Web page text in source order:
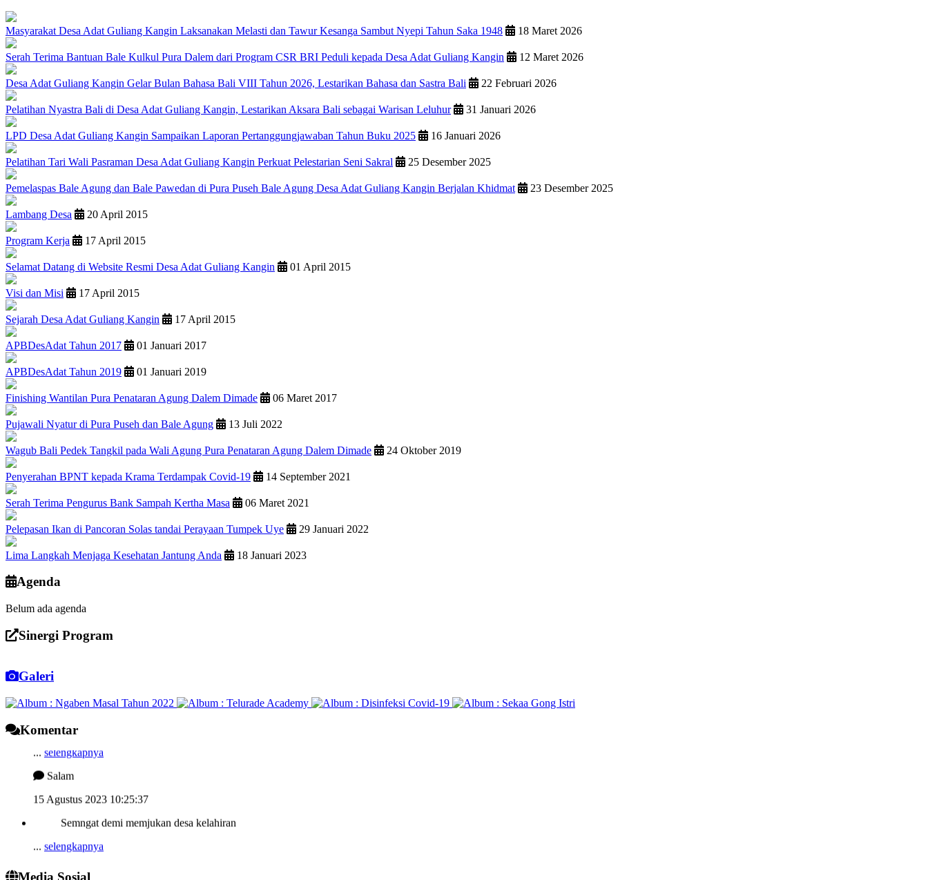
Masyarakat Desa Adat Guliang Kangin Laksanakan Melasti dan Tawur Kesanga Sambut Nyepi Tahun Saka 1948 18 Maret 2026
Serah Terima Bantuan Bale Kulkul Pura Dalem dari Program CSR BRI Peduli kepada Desa Adat Guliang Kangin 12 Maret 2026
Desa Adat Guliang Kangin Gelar Bulan Bahasa Bali VIII Tahun 2026, Lestarikan Bahasa dan Sastra Bali 22 Februari 2026
Pelatihan Nyastra Bali di Desa Adat Guliang Kangin, Lestarikan Aksara Bali sebagai Warisan Leluhur 31 Januari 2026
LPD Desa Adat Guliang Kangin Sampaikan Laporan Pertanggungjawaban Tahun Buku 2025 16 Januari 2026
Pelatihan Tari Wali Pasraman Desa Adat Guliang Kangin Perkuat Pelestarian Seni Sakral 25 Desember 2025
Pemelaspas Bale Agung dan Bale Pawedan di Pura Puseh Bale Agung Desa Adat Guliang Kangin Berjalan Khidmat 23 Desember 2025
Lambang Desa 20 April 2015
Program Kerja 17 April 2015
Selamat Datang di Website Resmi Desa Adat Guliang Kangin 01 April 2015
Visi dan Misi 17 April 2015
Sejarah Desa Adat Guliang Kangin 17 April 2015
APBDesAdat Tahun 2017 01 Januari 2017
APBDesAdat Tahun 2019 01 Januari 2019
Finishing Wantilan Pura Penataran Agung Dalem Dimade 06 Maret 2017
Pujawali Nyatur di Pura Puseh dan Bale Agung 13 Juli 2022
Wagub Bali Pedek Tangkil pada Wali Agung Pura Penataran Agung Dalem Dimade 24 Oktober 2019
Penyerahan BPNT kepada Krama Terdampak Covid-19 14 September 2021
Serah Terima Pengurus Bank Sampah Kertha Masa 06 Maret 2021
Pelepasan Ikan di Pancoran Solas tandai Perayaan Tumpek Uye 29 Januari 2022
Lima Langkah Menjaga Kesehatan Jantung Anda 18 Januari 2023
Agenda
Belum ada agenda
Sinergi Program
Galeri
Komentar
Terimakasih, artikel blog langkah menjaga kesehatan
...selengkapnya
Salam
15 Agustus 2023 10:25:37
Semngat demi memjukan desa kelahiran
selengkapnya
I wayan sucipta
24 Juli 2022 13:52:10
Media Sosial